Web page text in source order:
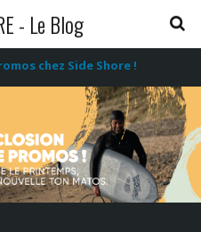
- Le Blog
chez Side Shore !